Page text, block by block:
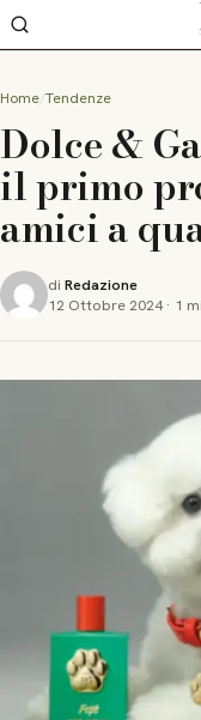
Home Tendenze
Dolce &
il primo
amici a
di Redazione
12 Ottobre 2024· 1